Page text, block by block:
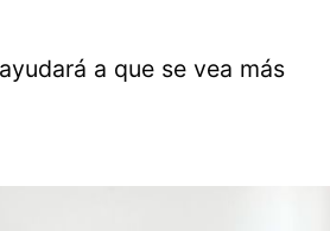
a que se vea más